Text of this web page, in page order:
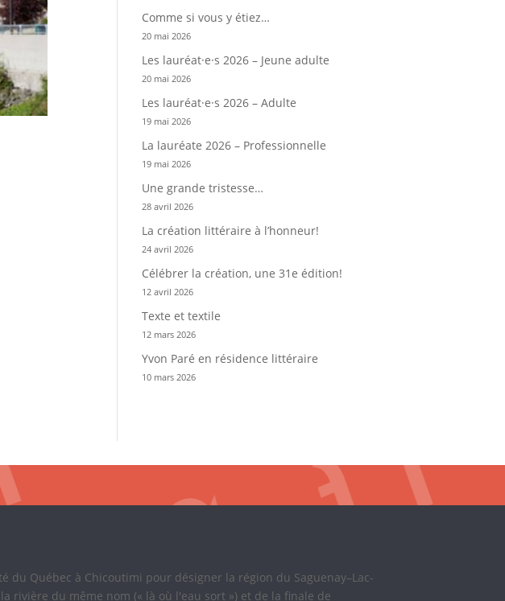
Comme si vous y étiez…
20 mai 2026
Les lauréat·e·s 2026 – Jeune adulte
20 mai 2026
Les lauréat·e·s 2026 – Adulte
19 mai 2026
La lauréate 2026 – Professionnelle
19 mai 2026
Une grande tristesse…
28 avril 2026
La création littéraire à l’honneur!
24 avril 2026
Célébrer la création, une 31e édition!
12 avril 2026
Texte et textile
12 mars 2026
Yvon Paré en résidence littéraire
10 mars 2026
Québec à Chicoutimi pour désigner la région du Saguenay–Lac-
rivière du même nom (« là où l'eau sort ») et de la finale de